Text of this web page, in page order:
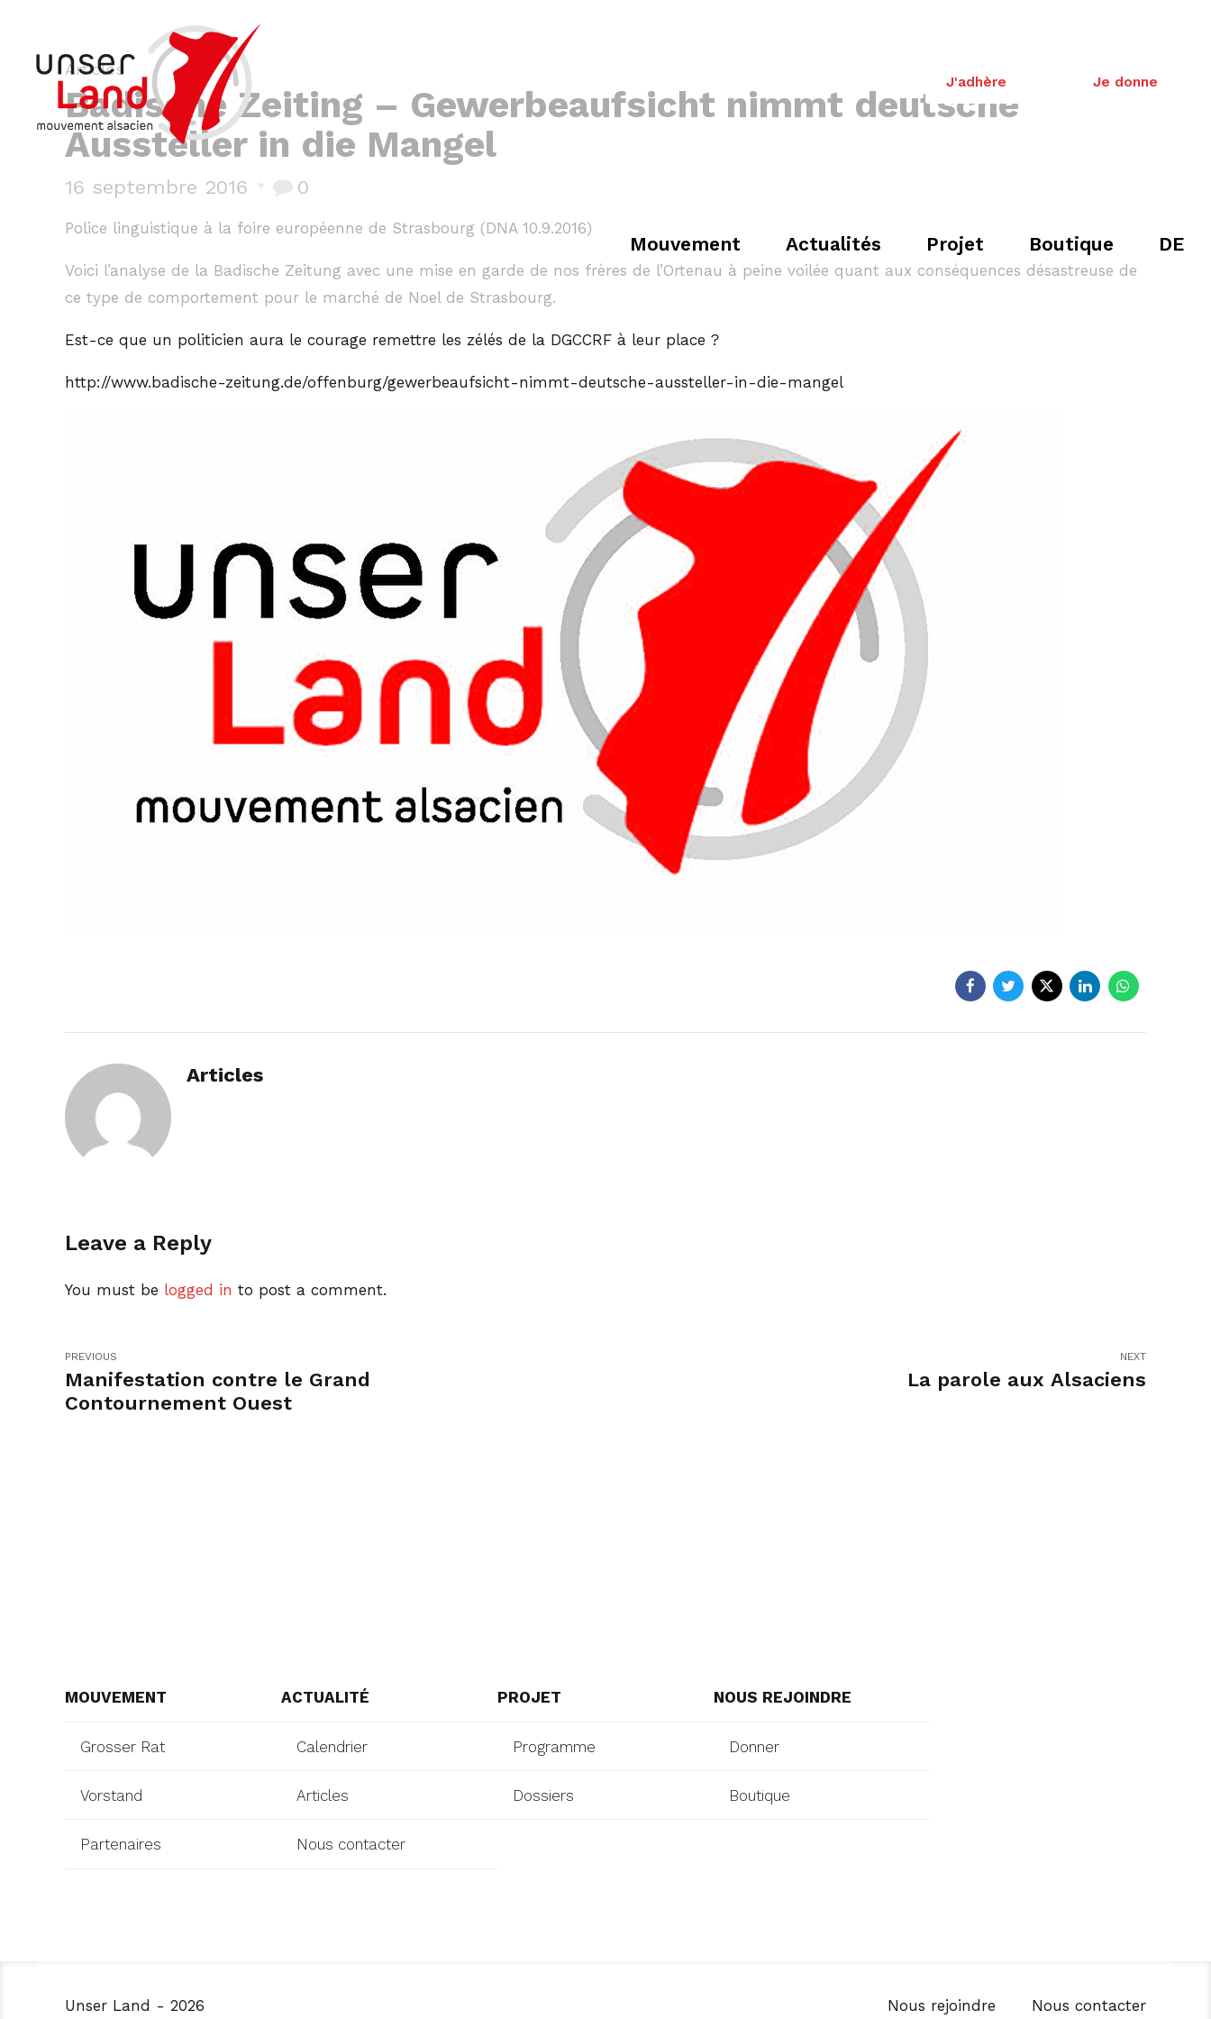
J'adhère Je donne
Mouvement Actualités Projet Boutique DE
Articles
Badische Zeiting – Gewerbeaufsicht nimmt deutsche
Aussteller in die Mangel
16 septembre 2016 0
Police linguistique à la foire européenne de Strasbourg (DNA 10.9.2016)
Voici l’analyse de la Badische Zeitung avec une mise en garde de nos frères de l’Ortenau à peine voilée quant aux conséquences désastreuse de
ce type de comportement pour le marché de Noel de Strasbourg.
Est-ce que un politicien aura le courage remettre les zélés de la DGCCRF à leur place ?
http://www.badische-zeitung.de/offenburg/gewerbeaufsicht-nimmt-deutsche-aussteller-in-die-mangel
Articles
Leave a Reply
You must be logged in to post a comment.
PREVIOUS
Manifestation contre le Grand
Contournement Ouest
NEXT
La parole aux Alsaciens
MOUVEMENT
Grosser Rat
Vorstand
Partenaires
ACTUALITÉ
Calendrier
Articles
Nous contacter
PROJET
Programme
Dossiers
NOUS REJOINDRE
Donner
Boutique
Unser Land - 2026 Nous rejoindre Nous contacter